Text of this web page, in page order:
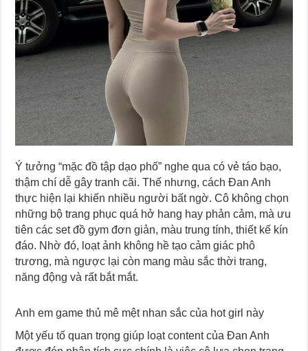
Ý tưởng “mặc đồ tập dạo phố” nghe qua có vẻ táo bạo,
thậm chí dễ gây tranh cãi. Thế nhưng, cách Đan Anh
thực hiện lại khiến nhiều người bất ngờ. Cô không chọn
những bộ trang phục quá hở hang hay phản cảm, mà ưu
tiên các set đồ gym đơn giản, màu trung tính, thiết kế kín
đáo. Nhờ đó, loạt ảnh không hề tạo cảm giác phô
trương, mà ngược lại còn mang màu sắc thời trang,
năng động và rất bắt mắt.
Anh em game thủ mê mệt nhan sắc của hot girl này
Một yếu tố quan trọng giúp loạt content của Đan Anh